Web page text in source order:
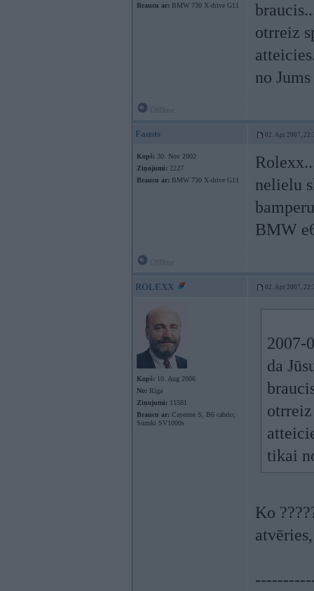
Braucu ar: BMW 730 X-drive G11
otrreiz
no
Fausts 02. Apr 2007,
Kopš: 30. Nov 2002
Ziņojumi: 2227
Braucu ar: BMW 730 X-drive G11
nelielu
BMW
ROLEXX 02. Apr 2007,
Kopš: 10. Aug 2006
No: Rīga
Ziņojumi: 11581
Braucu ar: Cayenne S, B6 cabrio;
Suzuki SV1000s
2007-
da
tikai
Ko